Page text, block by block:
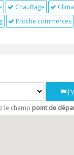
Chauffage
Proche commerces
le champ point de